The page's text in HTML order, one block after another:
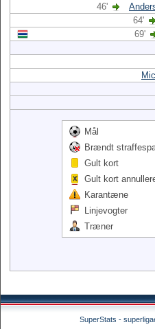
46'
64'
69'
Mål
Brændt
Gult kort
Gult kort
Karantæne
Linjevogter
Træner
SuperStats -